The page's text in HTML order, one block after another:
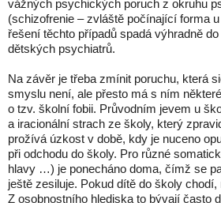
vážných psychických poruch z okruhu
(schizofrenie – zvláště počínající forma
řešení těchto případů spadá výhradně
dětských psychiatrů.
Na závěr je třeba zmínit poruchu, která
smyslu není, ale přesto má s ním
o tzv. školní fobii. Průvodním jevem u
a iracionální strach ze školy, který
prožívá úzkost v době, kdy je nuceno
při odchodu do školy. Pro různé
hlavy …) je ponecháno doma, čímž se
ještě zesiluje. Pokud dítě do školy
Z osobnostního hlediska to bývají často